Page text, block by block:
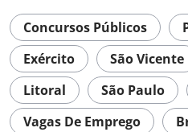
Concursos Públicos
Exército
São Vicente
Litoral
São Paulo
Vagas De Emprego